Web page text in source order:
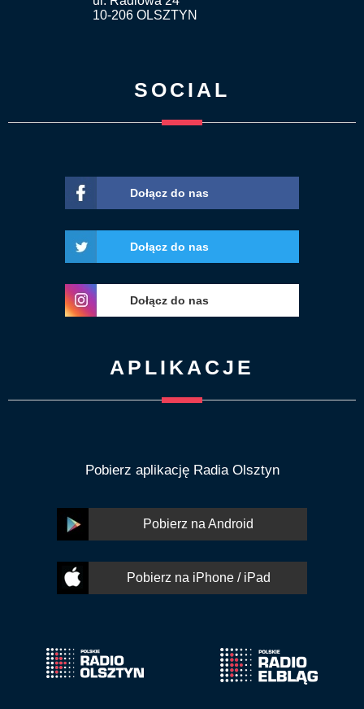
10-206 OLSZTYN
SOCIAL
Dołącz do nas
Dołącz do nas
Dołącz do nas
APLIKACJE
Pobierz aplikację Radia Olsztyn
Pobierz na Android
Pobierz na iPhone / iPad